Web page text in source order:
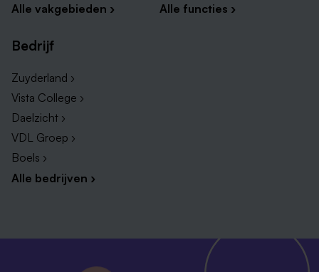
Alle vakgebieden ›
Alle functies ›
Bedrijf
Zuyderland ›
Vista College ›
Daelzicht ›
VDL Groep ›
Boels ›
Alle bedrijven ›